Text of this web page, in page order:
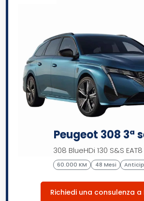
Peugeot 308 3ª
308 BlueHDi 130 S&S
60.000 KM 48 Mesi
Richiedi una consulenza a